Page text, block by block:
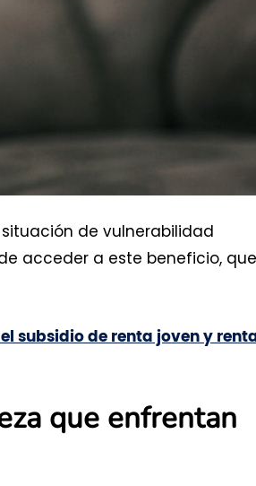
situación de vulnerabilidad
acceder a este beneficio, que
subsidio de renta joven y
que enfrentan